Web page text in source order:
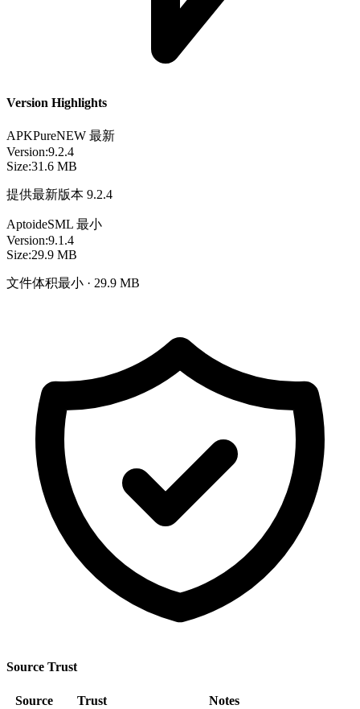
Version Highlights
APKPureNEW 最新
Version:9.2.4
Size:31.6 MB
提供最新版本 9.2.4
AptoideSML 最小
Version:9.1.4
Size:29.9 MB
文件体积最小 · 29.9 MB
Source Trust
Source Trust
Notes